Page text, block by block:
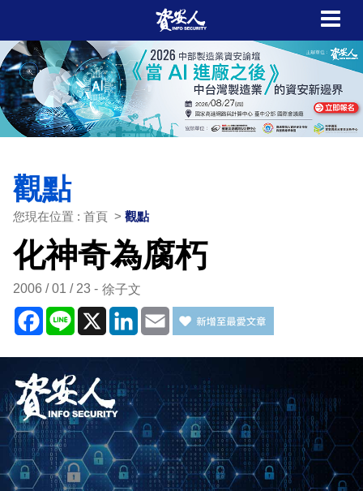
觀點
您現在位置 : 首頁 > 觀點
化神奇為腐朽
2006 / 01 / 23 徐子文
Facebook
Line X LinkedIn
Email